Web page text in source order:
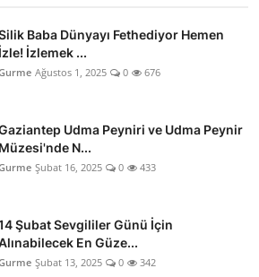
Baba Dünyayı Fethediyor Hemen
İzle! İzlemek ...
Ağustos 1, 2025 0 676
Udma Peyniri ve Udma Peynir
Müzesi'nde N...
Şubat 16, 2025 0 433
Şubat Sevgililer Günü İçin
En Güze...
Şubat 13, 2025 0 342